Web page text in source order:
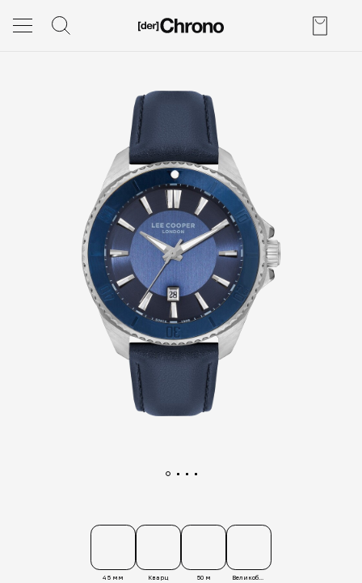
45 мм Кварц 50 м Великобритания